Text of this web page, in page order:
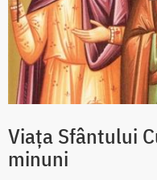
Viața Sfântului
minuni